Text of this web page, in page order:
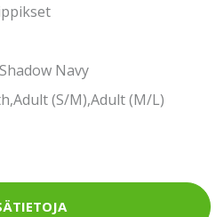
Navy
(S/M),Adult (M/L)